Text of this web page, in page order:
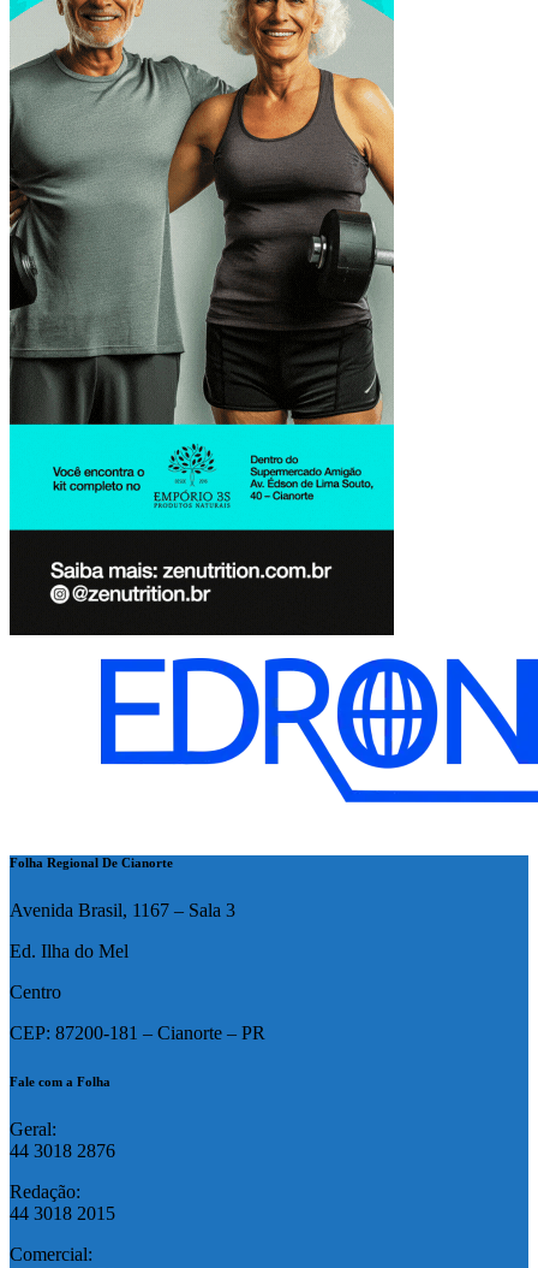
Folha Regional De Cianorte
Avenida Brasil, 1167 – Sala 3
Ed. Ilha do Mel
Centro
CEP: 87200-181 – Cianorte – PR
Fale com a Folha
Geral:
44 3018 2876
Redação:
44 3018 2015
Comercial: